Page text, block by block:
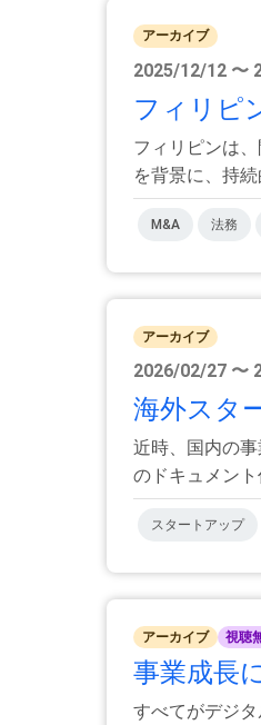
アーカイブ
2025/12/12 〜
フィリピ
フィリピンは
を背景に、持
M&A 法務
アーカイブ
2026/02/27 〜
海外スタ
近時、国内の
のドキュメン
スタートアップ
アーカイブ 視聴
事業成長
すべてがデジ